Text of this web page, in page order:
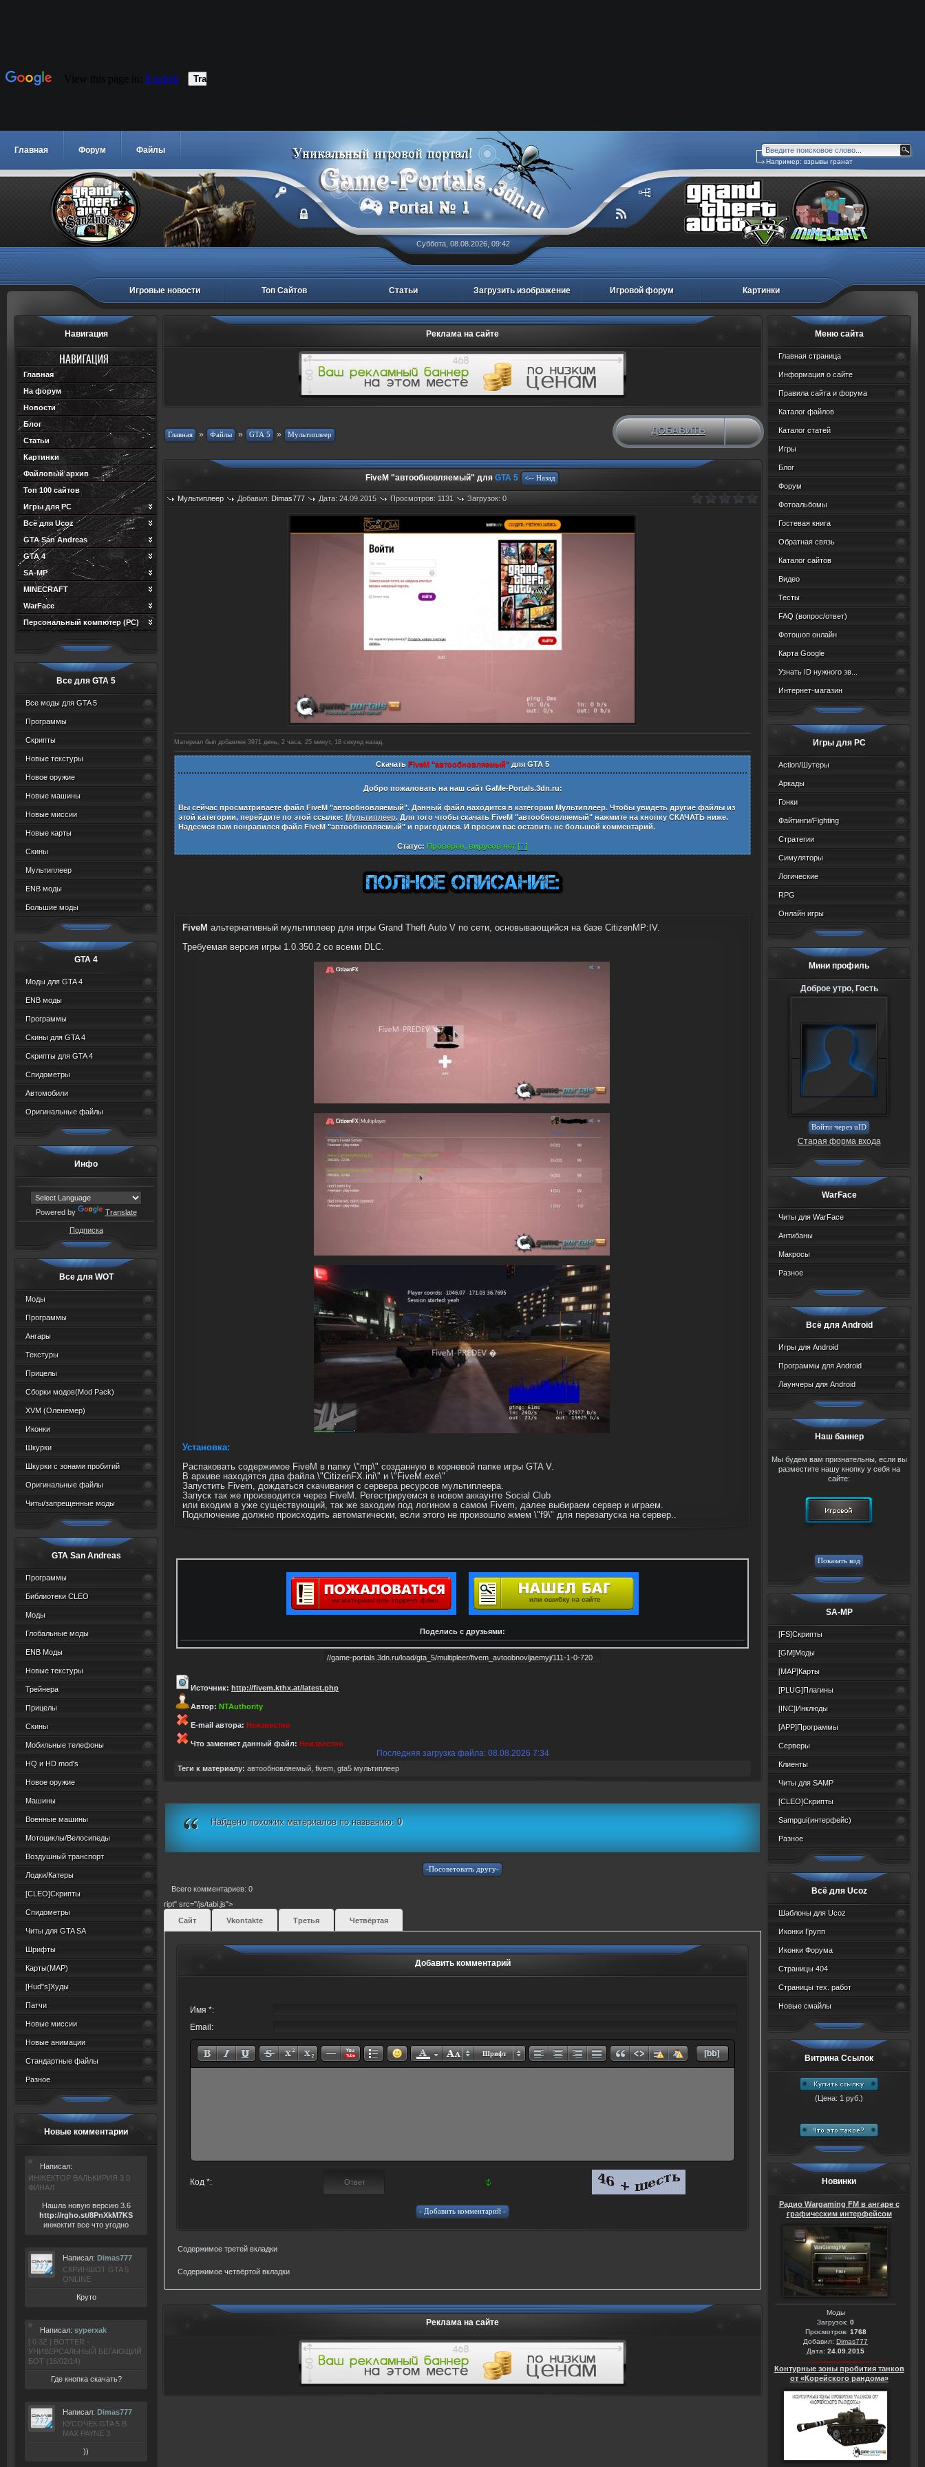
Главная Форум Файлы
Например: взрывы гранат
Суббота, 08.08.2026, 09:42
Игровые новости Топ Сайтов Статьи Загрузить изображение Игровой форум Картинки
Навигация
Главная
На форум
Новости
Блог
Статьи
Картинки
Файловый архив
Топ 100 сайтов
Игры для PC
Всё для Ucoz
GTA San Andreas
GTA 4
SA-MP
MINECRAFT
WarFace
Персональный компютер (PC)
Все для GTA 5
Все моды для GTA 5
Программы
Скрипты
Новые текстуры
Новое оружие
Новые машины
Новые миссии
Новые карты
Скины
Мультиплеер
ENB моды
Большие моды
GTA 4
Моды для GTA 4
ENB моды
Программы
Скины для GTA 4
Скрипты для GTA 4
Спидометры
Автомобили
Оригинальные файлы
Инфо
Powered by Translate
Подписка
Все для WOT
Моды
Программы
Ангары
Текстуры
Прицелы
Сборки модов(Mod Pack)
XVM (Oленемер)
Иконки
Шкурки
Шкурки с зонами пробитий
Оригинальные файлы
Читы/запрещенные моды
GTA San Andreas
Программы
Библиотеки CLEO
Моды
Глобальные моды
ENB Моды
Новые текстуры
Трейнера
Прицелы
Скины
Мобильные телефоны
HQ и HD mod's
Новое оружие
Машины
Военные машины
Мотоциклы/Велосипеды
Воздушный транспорт
Лодки/Катеры
[CLEO]Скрипты
Спидометры
Читы для GTA SA
Шрифты
Карты(MAP)
[Hud"s]Худы
Патчи
Новые миссии
Новые анимации
Стандартные файлы
Разное
Новые комментарии
Написал:
ИНЖЕКТОР ВАЛЬКИРИЯ 3.0
ФИНАЛ
Нашла новую версию 3.6
http://rgho.st/8PnXkM7KS
инжектит все что угодно
Написал: Dimas777
СКРИНШОТ GTA 5
ONLINE
Круто
Написал: syperxak
[ 0.3Z ] BOTTER -
УНИВЕРСАЛЬНЫЙ БЕГАЮЩИЙ
БОТ (16/02/14)
Где кнопка скачать?
Написал: Dimas777
КУСОЧЕК GTA 5 В
MAX PAYNE 3
))
Меню сайта
Главная страница
Информация о сайте
Правила сайта и форума
Каталог файлов
Каталог статей
Игры
Блог
Форум
Фотоальбомы
Гостевая книга
Обратная связь
Каталог сайтов
Видео
Тесты
FAQ (вопрос/ответ)
Фотошоп онлайн
Карта Google
Узнать ID нужного зв...
Интернет-магазин
Игры для PC
Action/Шутеры
Аркады
Гонки
Файтинги/Fighting
Стратегии
Симуляторы
Логические
RPG
Онлайн игры
Мини профиль
Доброе утро, Гость
Войти через uID
Старая форма входа
WarFace
Читы для WarFace
Антибаны
Макросы
Разное
Всё для Android
Игры для Android
Программы для Android
Лаунчеры для Android
Наш баннер
Мы будем вам признательны, если вы
разместите нашу кнопку у себя на
сайте:
SA-MP
[FS]Скрипты
[GM]Моды
[MAP]Карты
[PLUG]Плагины
[INC]Инклюды
[APP]Программы
Серверы
Клиенты
Читы для SAMP
[CLEO]Скрипты
Sampgui(интерфейс)
Разное
Всё для Ucoz
Шаблоны для Ucoz
Иконки Групп
Иконки Форума
Страницы 404
Страницы тех. работ
Новые смайлы
Витрина Ссылок
(Цена: 1 руб.)
Новинки
Радио Wargaming FM в ангаре с
графическим интерфейсом
Моды
Загрузок: 0
Просмотров: 1768
Добавил: Dimas777
Дата: 24.09.2015
Контурные зоны пробития танков
от «Корейского рандома»
Реклама на сайте
» » » ДОБАВИТЬ НОВЫЙ МАТЕРИАЛ
FiveM "автообновляемый" для GTA 5
Мультиплеер Добавил: Dimas777 Дата: 24.09.2015 Просмотров: 1131 Загрузок: 0
Материал был добавлен 3971 день, 2 часа, 25 минут, 19 секунд назад.
Скачать FiveM "автообновляемый" для GTA 5
Добро пожаловать на наш сайт GaMe-Portals.3dn.ru:
Вы сейчас просматриваете файл FiveM "автообновляемый". Данный файл находится в категории Мультиплеер. Чтобы увидеть другие файлы из
этой категории, перейдите по этой ссылке: Мультиплеер. Для того чтобы скачать FiveM "автообновляемый" нажмите на кнопку СКАЧАТЬ ниже.
Надеемся вам понравился файл FiveM "автообновляемый" и пригодился. И просим вас оставить не большой комментарий.
Статус: Проверен, вирусов нет [?]
FiveM альтернативный мультиплеер для игры Grand Theft Auto V по сети, основывающийся на базе CitizenMP:IV.
Требуемая версия игры 1.0.350.2 со всеми DLC.
Установка:
Распаковать содержимое FiveM в папку \"mp\" созданную в корневой папке игры GTA V.
В архиве находятся два файла \"CitizenFX.ini\" и \"FiveM.exe\"
Запустить Fivem, дождаться скачивания с сервера ресурсов мультиплеера.
Запуск так же производится через FiveM. Регестрируемся в новом аккаунте Social Club
или входим в уже существующий, так же заходим под логином в самом Fivem, далее выбираем сервер и играем.
Подключение должно происходить автоматически, если этого не произошло жмем \"f9\" для перезапуска на сервер..
Поделись с друзьями:
Источник: http://fivem.kthx.at/latest.php
Автор: NTAuthority
E-mail автора: Неизвестно
Что заменяет данный файл: Неизвестно
Последняя загрузка файла: 08.08.2026 7:34
Теги к материалу: автообновляемый fivem gta5 мультиплеер
Найдено похожих материалов по названию: 0
Всего комментариев: 0
ript" src="/js/tabi.js">
Сайт
Vkontakte Третья Четвёртая
Добавить комментарий
Имя *:
Email:
Шрифт
Код *:
Содержимое третей вкладки
Содержимое четвёртой вкладки
Реклама на сайте